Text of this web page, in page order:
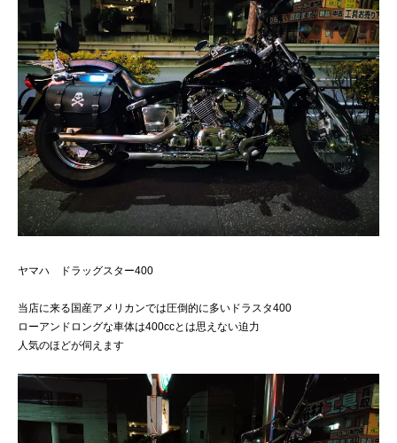
ヤマハ ドラッグスター400
当店に来る国産アメリカンでは圧倒的に多いドラスタ400
ローアンドロングな車体は400ccとは思えない迫力
人気のほどが伺えます